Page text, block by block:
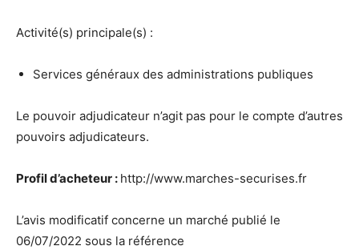
Activité(s) principale(s) :
Services généraux des administrations publiques
Le pouvoir adjudicateur n’agit pas pour le compte d’autres
pouvoirs adjudicateurs.
Profil d’acheteur : http://www.marches-securises.fr
L’avis modificatif concerne un marché publié le
06/07/2022 sous la référence